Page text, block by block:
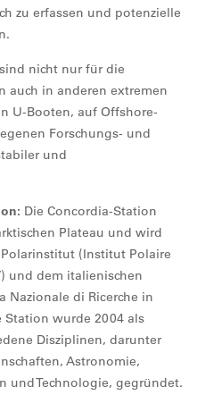
zu erfassen und potenzielle
nicht nur für die
auch in anderen extremen
U-Booten, auf Offshore-
Forschungs- und
und
Die Concordia-Station
Plateau und wird
(Institut Polaire
und dem italienischen
Nazionale di Ricerche in
Station wurde 2004 als
Disziplinen, darunter
Astronomie,
und Technologie, gegründet.